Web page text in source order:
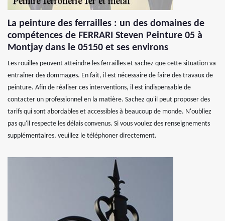
La peinture des ferrailles : un des domaines de
compétences de FERRARI Steven Peinture 05 à
Montjay dans le 05150 et ses environs
Les rouilles peuvent atteindre les ferrailles et sachez que cette situation va
entraîner des dommages. En fait, il est nécessaire de faire des travaux de
peinture. Afin de réaliser ces interventions, il est indispensable de
contacter un professionnel en la matière. Sachez qu'il peut proposer des
tarifs qui sont abordables et accessibles à beaucoup de monde. N'oubliez
pas qu'il respecte les délais convenus. Si vous voulez des renseignements
supplémentaires, veuillez le téléphoner directement.